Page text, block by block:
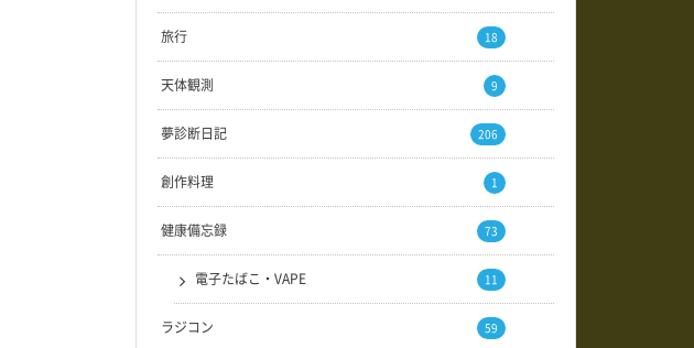
旅行 18
天体観測 9
夢診断日記 206
創作料理 1
健康備忘録 73
電子たばこ・VAPE 11
ラジコン 59